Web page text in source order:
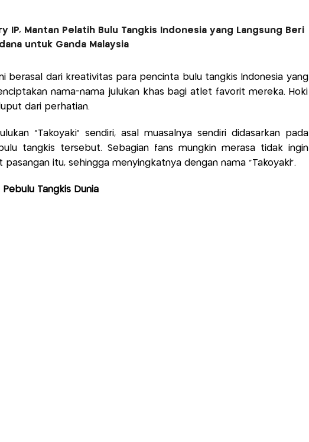
IP, Mantan Pelatih Bulu Tangkis Indonesia yang Langsung Beri
untuk Ganda Malaysia
berasal dari kreativitas para pencinta bulu tangkis Indonesia yang
nama-nama julukan khas bagi atlet favorit mereka. Hoki
dari perhatian.
“Takoyaki” sendiri, asal muasalnya sendiri didasarkan pada
tangkis tersebut. Sebagian fans mungkin merasa tidak ingin
pasangan itu, sehingga menyingkatnya dengan nama “Takoyaki”.
Pebulu Tangkis Dunia